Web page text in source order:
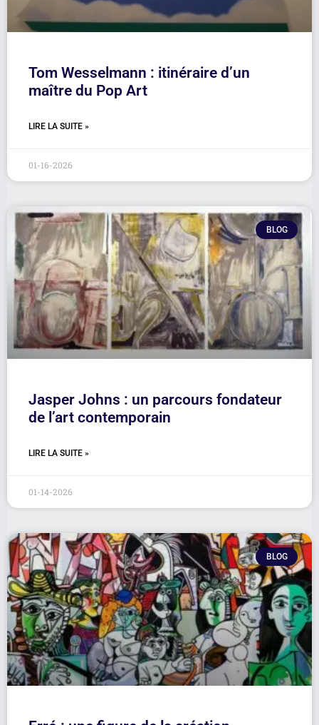
Tom Wesselmann : itinéraire d’un
maître du Pop Art
LIRE LA SUITE »
01-16-2026
BLOG
Jasper Johns : un parcours fondateur
de l’art contemporain
LIRE LA SUITE »
01-14-2026
BLOG